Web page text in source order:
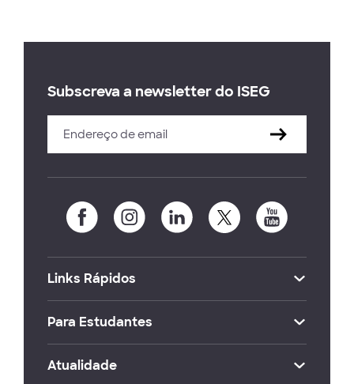
Subscreva a newsletter do ISEG
Links Rápidos
Para Estudantes
Atualidade